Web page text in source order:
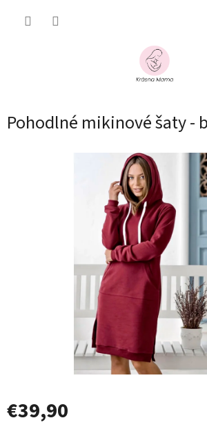
Pohodlné mikinové šaty -
€39,90